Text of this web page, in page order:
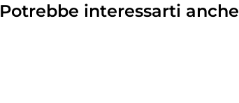
Potrebbe interessarti anche